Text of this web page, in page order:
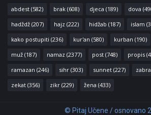
abdest (582) brak (608) djeca (189) dova
hadždž (207) hajz (222) hidžab (187) islam
kako postupiti (236) kur'an (580) kurban (190)
muž (187) namaz (2377) post (748) propis
ramazan (246) sihr (303) sunnet (227)
zekat (356) zikr (229) žena (433)
© Pitaj Učene / osnovano